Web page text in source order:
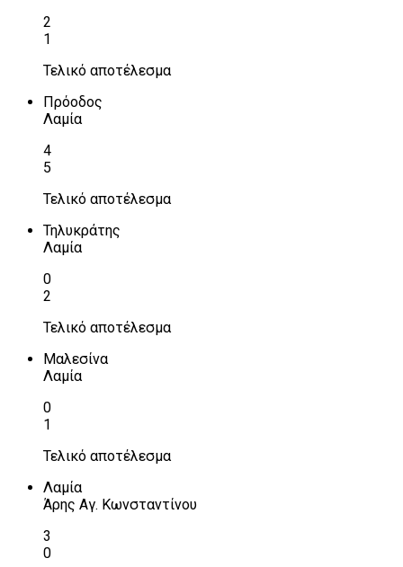
2
1
Τελικό αποτέλεσμα
Πρόοδος
Λαμία
4
5
Τελικό αποτέλεσμα
Τηλυκράτης
Λαμία
0
2
Τελικό αποτέλεσμα
Μαλεσίνα
Λαμία
0
1
Τελικό αποτέλεσμα
Λαμία
Άρης Αγ. Κωνσταντίνου
3
0